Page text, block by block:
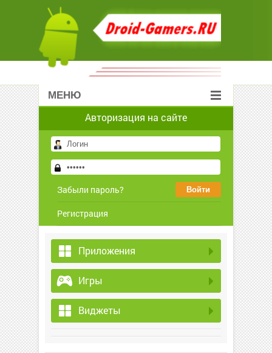
МЕНЮ
Авторизация на сайте
Забыли пароль?
Регистрация
Приложения
Игры
Виджеты